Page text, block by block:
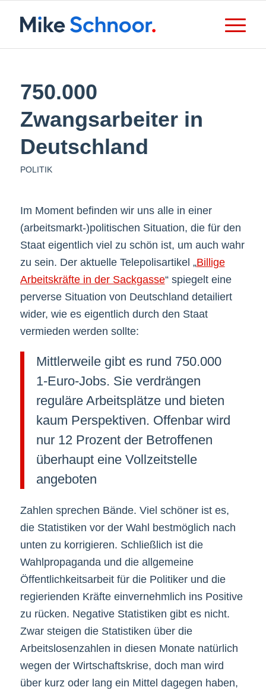
750.000
Zwangsarbeiter in
Deutschland
POLITIK
Im Moment befinden wir uns alle in einer
(arbeitsmarkt-)politischen Situation, die für den
Staat eigentlich viel zu schön ist, um auch wahr
zu sein. Der aktuelle Telepolisartikel „Billige
Arbeitskräfte in der Sackgasse“ spiegelt eine
perverse Situation von Deutschland detailiert
wider, wie es eigentlich durch den Staat
vermieden werden sollte:
Mittlerweile gibt es rund 750.000
1-Euro-Jobs. Sie verdrängen
reguläre Arbeitsplätze und bieten
kaum Perspektiven. Offenbar wird
nur 12 Prozent der Betroffenen
überhaupt eine Vollzeitstelle
angeboten
Zahlen sprechen Bände. Viel schöner ist es,
die Statistiken vor der Wahl bestmöglich nach
unten zu korrigieren. Schließlich ist die
Wahlpropaganda und die allgemeine
Öffentlichkeitsarbeit für die Politiker und die
regierienden Kräfte einvernehmlich ins Positive
zu rücken. Negative Statistiken gibt es nicht.
Zwar steigen die Statistiken über die
Arbeitslosenzahlen in diesen Monate natürlich
wegen der Wirtschaftskrise, doch man wird
über kurz oder lang ein Mittel dagegen haben,